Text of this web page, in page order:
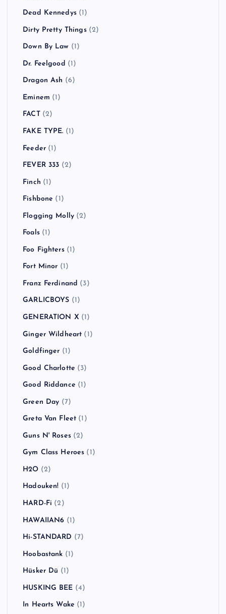
Dead Kennedys(1)
Dirty Pretty Things(2)
Down By Law (1)
Dr. Feelgood (1)
Dragon Ash (6)
Eminem (1)
FACT(2)
FAKE TYPE. (1)
Feeder(1)
FEVER 333 (2)
Finch (1)
Fishbone (1)
Flogging Molly (2)
Foals(1)
Foo Fighters(1)
Fort Minor (1)
Franz Ferdinand (3)
GARLICBOYS (1)
GENERATION X (1)
Ginger Wildheart (1)
Goldfinger (1)
Good Charlotte (3)
Good Riddance (1)
Green Day (7)
Greta Van Fleet (1)
Guns N' Roses(2)
Gym Class Heroes (1)
H2O (2)
Hadouken! (1)
HARD-Fi (2)
HAWAIIAN6 (1)
Hi-STANDARD (7)
Hoobastank (1)
Hüsker Dü (1)
HUSKING BEE (4)
In Hearts Wake (1)